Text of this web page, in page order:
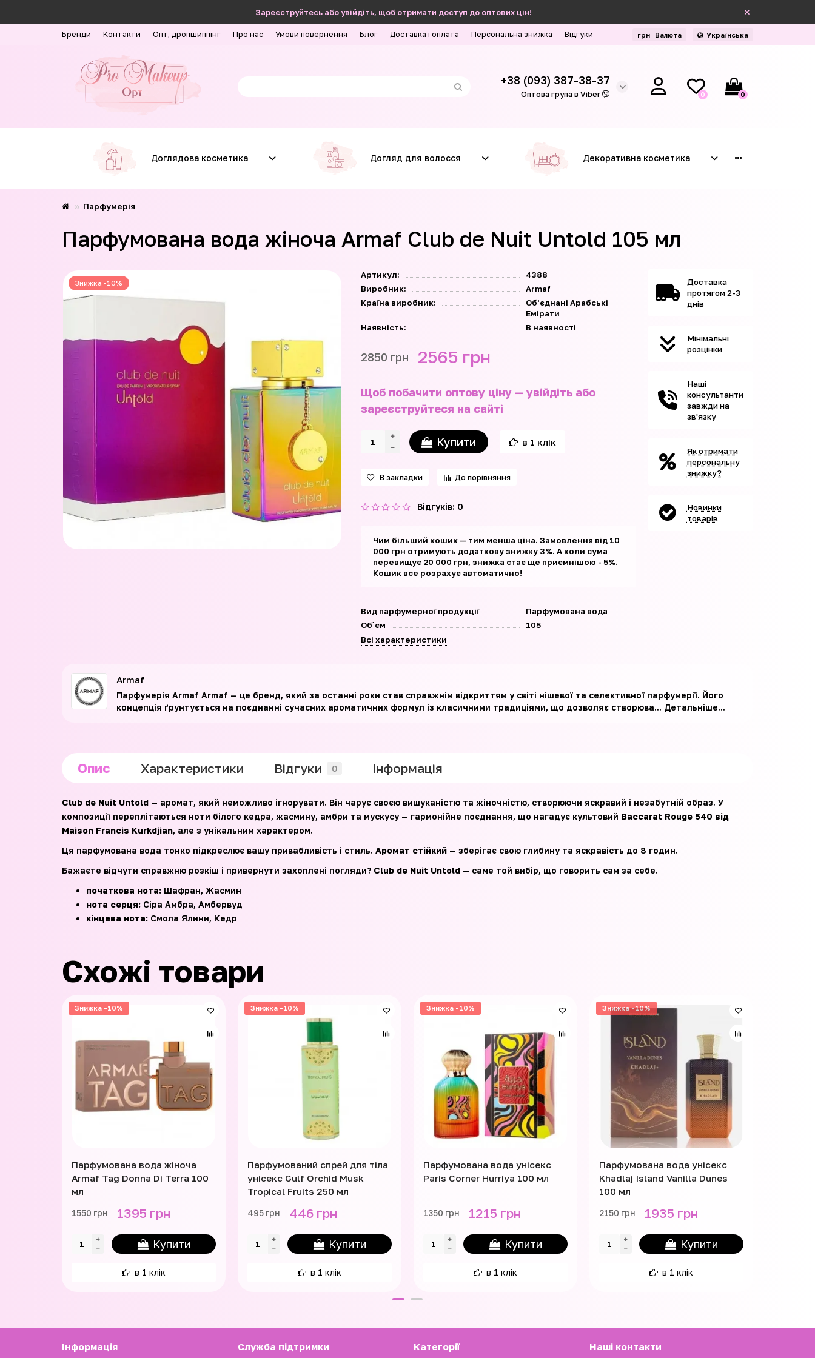
Зареєструйтесь або увійдіть, щоб отримати доступ до оптових цін!
Бренди Контакти Опт, дропшиппінг Про нас Умови повернення Блог Доставка і оплата Персональна знижка Відгуки грн Валюта Українська
+38 (093) 387-38-37
Оптова група в Viber 0 0
Доглядова косметика Догляд для волосся Декоративна косметика
Парфумерія
Парфумована вода жіноча Armaf Club de Nuit Untold 105 мл
Знижка -10%
Артикул:
4388
Виробник:
Armaf
Країна виробник:
Об'єднані Арабські
Емірати
Наявність:
В наявності
2850 грн 2565 грн
Щоб побачити оптову ціну — увійдіть або
зареєструйтеся на сайті
Купити в 1 клік
В закладки До порівняння
Відгуків: 0
Чим більший кошик — тим менша ціна. Замовлення від 10
000 грн отримують додаткову знижку 3%. А коли сума
перевищує 20 000 грн, знижка стає ще приємнішою - 5%.
Кошик все розрахує автоматично!
Вид парфумерної продукції
Парфумована вода
Об`єм
105
Всі характеристики
Доставка
протягом 2-3
днів
Мінімальні
розцінки
Наші
консультанти
завжди на
зв'язку
Як отримати
персональну
знижку?
Новинки
товарів
Armaf
Парфумерія Armaf Armaf — це бренд, який за останні роки став справжнім відкриттям у світі нішевої та селективної парфумерії. Його
концепція ґрунтується на поєднанні сучасних ароматичних формул із класичними традиціями, що дозволяє створюва... Детальніше...
Опис Характеристики Відгуки 0 Iнформація
Club de Nuit Untold — аромат, який неможливо ігнорувати. Він чарує своєю вишуканістю та жіночністю, створюючи яскравий і незабутній образ. У
композиції переплітаються ноти білого кедра, жасмину, амбри та мускусу — гармонійне поєднання, що нагадує культовий Baccarat Rouge 540 від
Maison Francis Kurkdjian, але з унікальним характером.
Ця парфумована вода тонко підкреслює вашу привабливість і стиль. Аромат стійкий — зберігає свою глибину та яскравість до 8 годин.
Бажаєте відчути справжню розкіш і привернути захоплені погляди? Club de Nuit Untold — саме той вибір, що говорить сам за себе.
початкова нота: Шафран, Жасмин
нота серця: Сіра Амбра, Амбервуд
кінцева нота: Смола Ялини, Кедр
Схожі товари
Знижка -10%
Парфумована вода жіноча
Armaf Tag Donna Di Terra 100
мл
1550 грн 1395 грн
Купити
в 1 клік
Знижка -10%
Парфумований спрей для тіла
унісекс Gulf Orchid Musk
Tropical Fruits 250 мл
495 грн 446 грн
Купити
в 1 клік
Знижка -10%
Парфумована вода унісекс
Paris Corner Hurriya 100 мл
1350 грн 1215 грн
Купити
в 1 клік
Знижка -10%
Парфумована вода унісекс
Khadlaj Island Vanilla Dunes
100 мл
2150 грн 1935 грн
Купити
в 1 клік
Iнформація Служба підтримки Категорії Наші контакти